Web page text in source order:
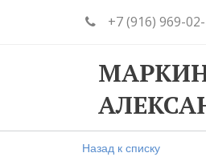
+7 (916) 969-
Назад к списку